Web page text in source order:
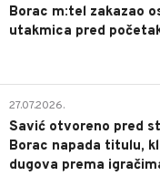
Borac m:tel zakazao
utakmica pred
27.07.2026.
Savić otvoreno pred
Borac napada titulu,
dugova prema